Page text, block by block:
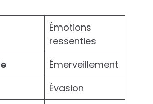
Émotions
ressenties
Émerveillement
Évasion